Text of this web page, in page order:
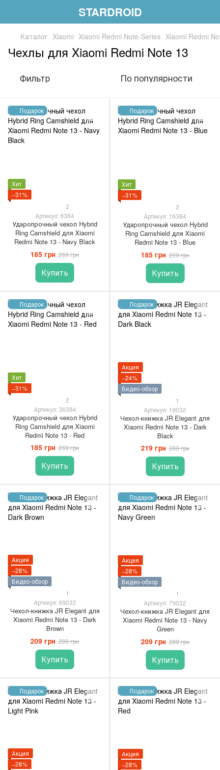
STARDROID
Каталог Xiaomi Xiaomi Redmi Note-Series Xiaomi Redmi
Чехлы для Xiaomi Redmi Note 13
Фильтр По популярности
Подарок
Хит
−31%
2
Артикул: 6384
Ударопрочный чехол Hybrid
Ring Camshield для Xiaomi
Redmi Note 13 - Navy Black
185 грн 269 грн
Купить
Подарок
Хит
−31%
2
Артикул: 16384
Ударопрочный чехол Hybrid
Ring Camshield для Xiaomi
Redmi Note 13 - Blue
185 грн 269 грн
Купить
Подарок
Хит
−31%
2
Артикул: 36384
Ударопрочный чехол Hybrid
Ring Camshield для Xiaomi
Redmi Note 13 - Red
185 грн 269 грн
Купить
Подарок
Акция
−24%
Видео-обзор
1
Артикул: 19032
Чехол-книжка JR Elegant для
Xiaomi Redmi Note 13 - Dark
Black
219 грн 289 грн
Купить
Подарок
Акция
−28%
Видео-обзор
1
Артикул: 69032
Чехол-книжка JR Elegant для
Xiaomi Redmi Note 13 - Dark
Brown
209 грн 289 грн
Купить
Подарок
Акция
−28%
Видео-обзор
1
Артикул: 79032
Чехол-книжка JR Elegant для
Xiaomi Redmi Note 13 - Navy
Green
209 грн 289 грн
Купить
Подарок
Акция
−28%
Подарок
Акция
−28%